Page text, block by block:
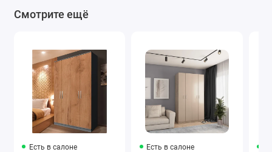
Смотрите ещё
Есть в салоне Есть в салоне